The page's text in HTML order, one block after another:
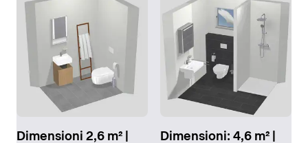
Dimensioni 2,6 m² |
Dimensioni: 4,6 m² |